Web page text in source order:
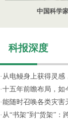
中国科学
科报深度
· 从电鳗身上获得灵感
·十五年前瞻布局，如
·能随时召唤各类灾害
· 从“书架”到“货架”：